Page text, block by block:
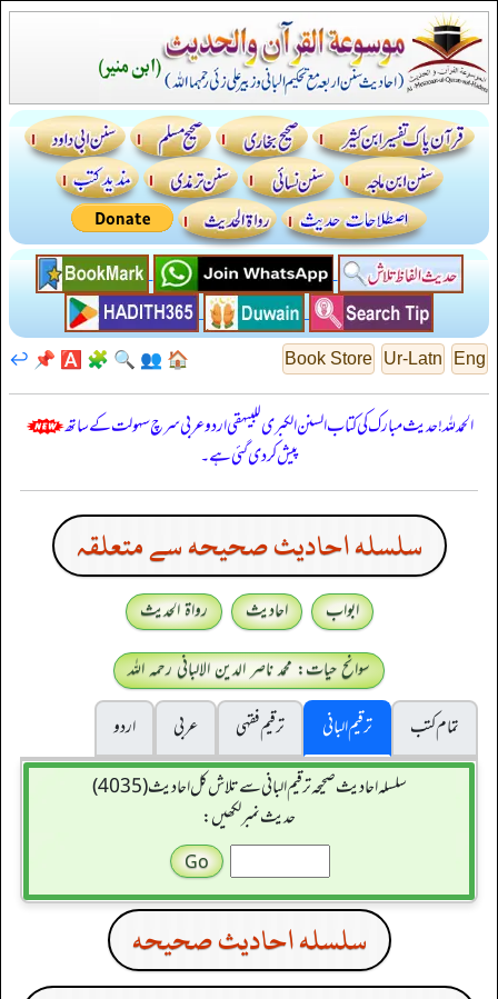
Eng
Ur-Latn
Book Store
🏠
👥
🔍
🧩
🅰️
📌
↩️
الحمدللہ! حدیث مبارک کی کتاب السنن الكبرى للبيهقي اردو عربی سرچ سہولت کے ساتھ
پیش کر دی گئی ہے۔
سلسله احاديث صحيحه سے متعلقہ
ابواب احادیث
رواۃ الحدیث
سوانح حیات: محمد ناصر الدین الالبانی رحمہ اللہ
تمام کتب
ترقیم البانی ترقيم فقہی عربی
اردو
سلسله احاديث صحيحه ترقیم البانی سے تلاش کل احادیث (4035)
حدیث نمبر لکھیں:
سلسله احاديث صحيحه